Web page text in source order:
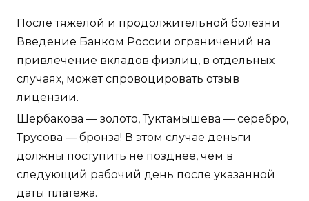
После тяжелой и продолжительной болезни
Введение Банком России ограничений на
привлечение вкладов физлиц, в отдельных
случаях, может спровоцировать отзыв
лицензии.
Щербакова — золото, Туктамышева — серебро,
Трусова — бронза! В этом случае деньги
должны поступить не позднее, чем в
следующий рабочий день после указанной
даты платежа.